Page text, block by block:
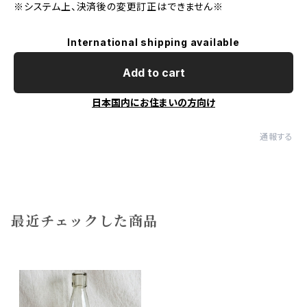
※システム上、決済後の変更訂正はできません※
International shipping available
Add to cart
日本国内にお住まいの方向け
通報する
最近チェックした商品